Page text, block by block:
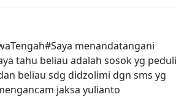
menandatangani
tahu beliau adalah sosok yg peduli
beliau sdg didzolimi dgn sms yg
jaksa yulianto